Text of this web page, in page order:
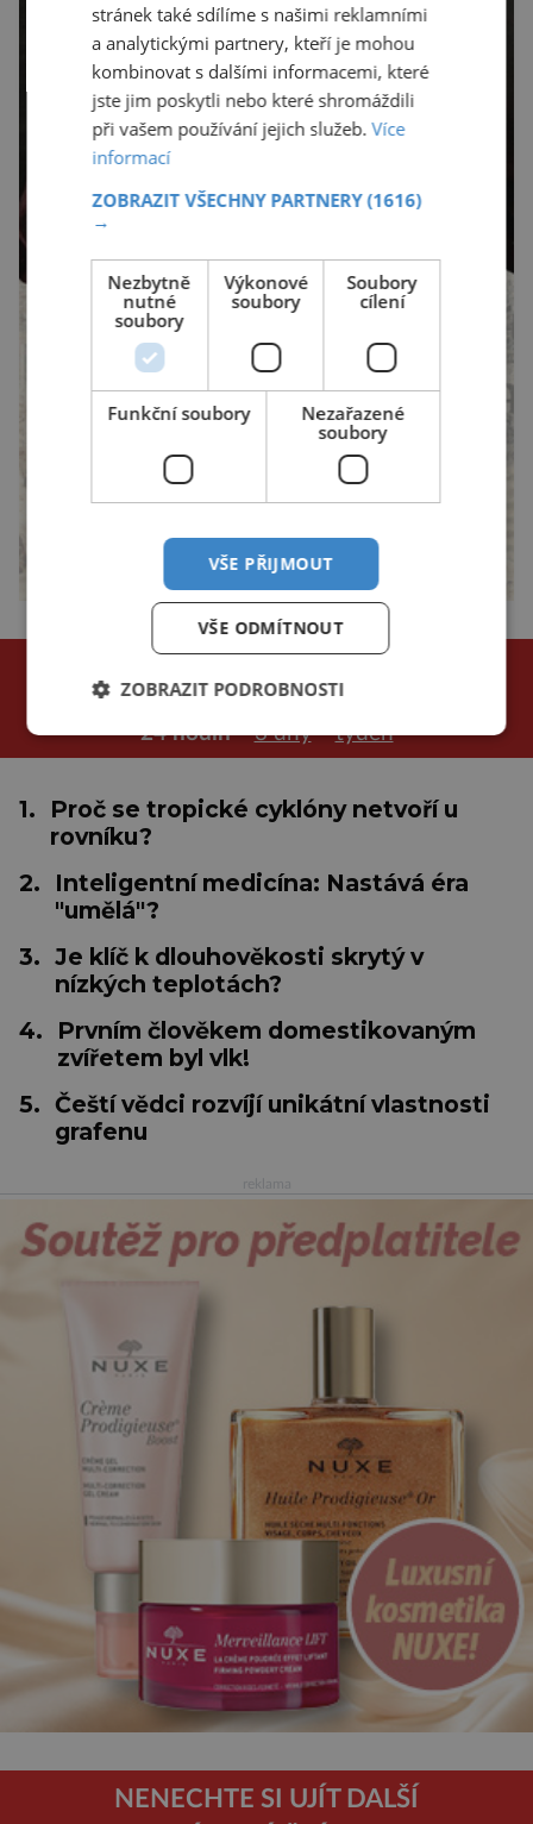
za poslední
24 hodin 3 dny týden
1.
Proč se tropické cyklóny netvoří u
rovníku?
2.
Inteligentní medicína: Nastává éra
"umělá"?
3. Je klíč k dlouhověkosti skrytý v
nízkých teplotách?
4.
Prvním člověkem domestikovaným
zvířetem byl vlk!
5. Čeští vědci rozvíjí unikátní vlastnosti
grafenu
NENECHTE SI UJÍT DALŠÍ
stránek také sdílíme s našimi reklamními
a analytickými partnery, kteří je mohou
kombinovat s dalšími informacemi, které
jste jim poskytli nebo které shromáždili
při vašem používání jejich služeb.Více
informací
ZOBRAZIT VŠECHNY PARTNERY(1616)
→
Nezbytně
nutné
soubory
Výkonové
soubory
Soubory
cílení
Funkční soubory
Nezařazené
soubory
VŠE PŘIJMOUT
VŠE ODMÍTNOUT
ZOBRAZIT PODROBNOSTI